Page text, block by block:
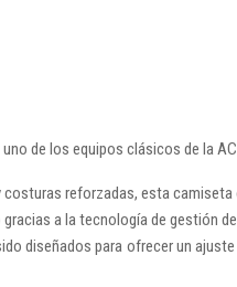
de los equipos clásicos de la
reforzadas, esta
a la tecnología de gestión
diseñados para ofrecer un